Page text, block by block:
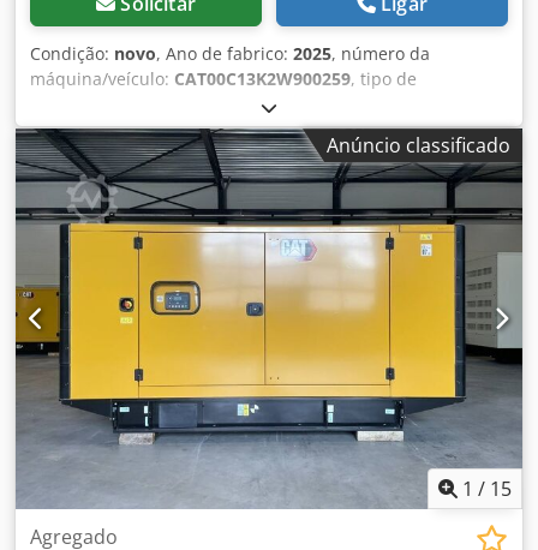
Condição: novo, Ano de fabrico: 2025, número da
máquina/veículo: CAT00C13K2W900259, tipo de
, fabricante de motores:
C13, Finalidade de uso: Construção civil Peso vazio: 4.667
kg Djdpfxey T Uwds Am Towa Potência do gerador: 400 kVA
Dimensões do compartimento de carga: 493 x 162 x 222 cm
Certificação CE: sim Volume do tanque de água: 800 l País
de fabricação: CN Entre em contato com a equipe DPX para
mais informações. = Outras opções e acessórios = - Bateria
- Painel de controle - Teto de aço - Caminhão-pipa
Anúncio classificado
1 / 15
Agregado